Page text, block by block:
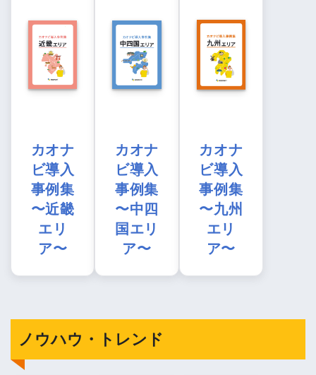
カオナ
ビ導入
事例集
〜近畿
エリ
ア〜
カオナ
ビ導入
事例集
〜中四
国エリ
ア〜
カオナ
ビ導入
事例集
〜九州
エリ
ア〜
ノウハウ・トレンド